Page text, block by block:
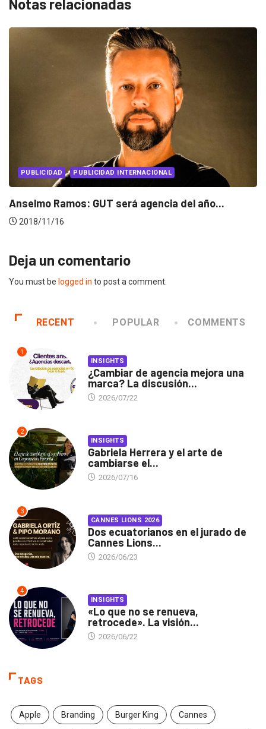
Notas relacionadas
INTERNACIONAL
GUT será agencia del año...
PUBLICIDAD
Eduardo
Deja un comentario
You must be logged in to post a comment.
RECENT POPULAR COMMENTS
1
INSIGHTS
¿Cambiar de agencia mejora una
marca? La discusión...
2026/07/22
2
INSIGHTS
Gabriela Herrera y el arte de
cambiarse el...
2026/07/16
3
CANNES LIONS 2026
Dos ecuatorianos en el jurado de
Cannes Lions...
2026/06/23
4
INSIGHTS
«Lo que no se renueva,
retrocede». La visión...
2026/06/22
TAGS
Apple Branding Burger King Cannes